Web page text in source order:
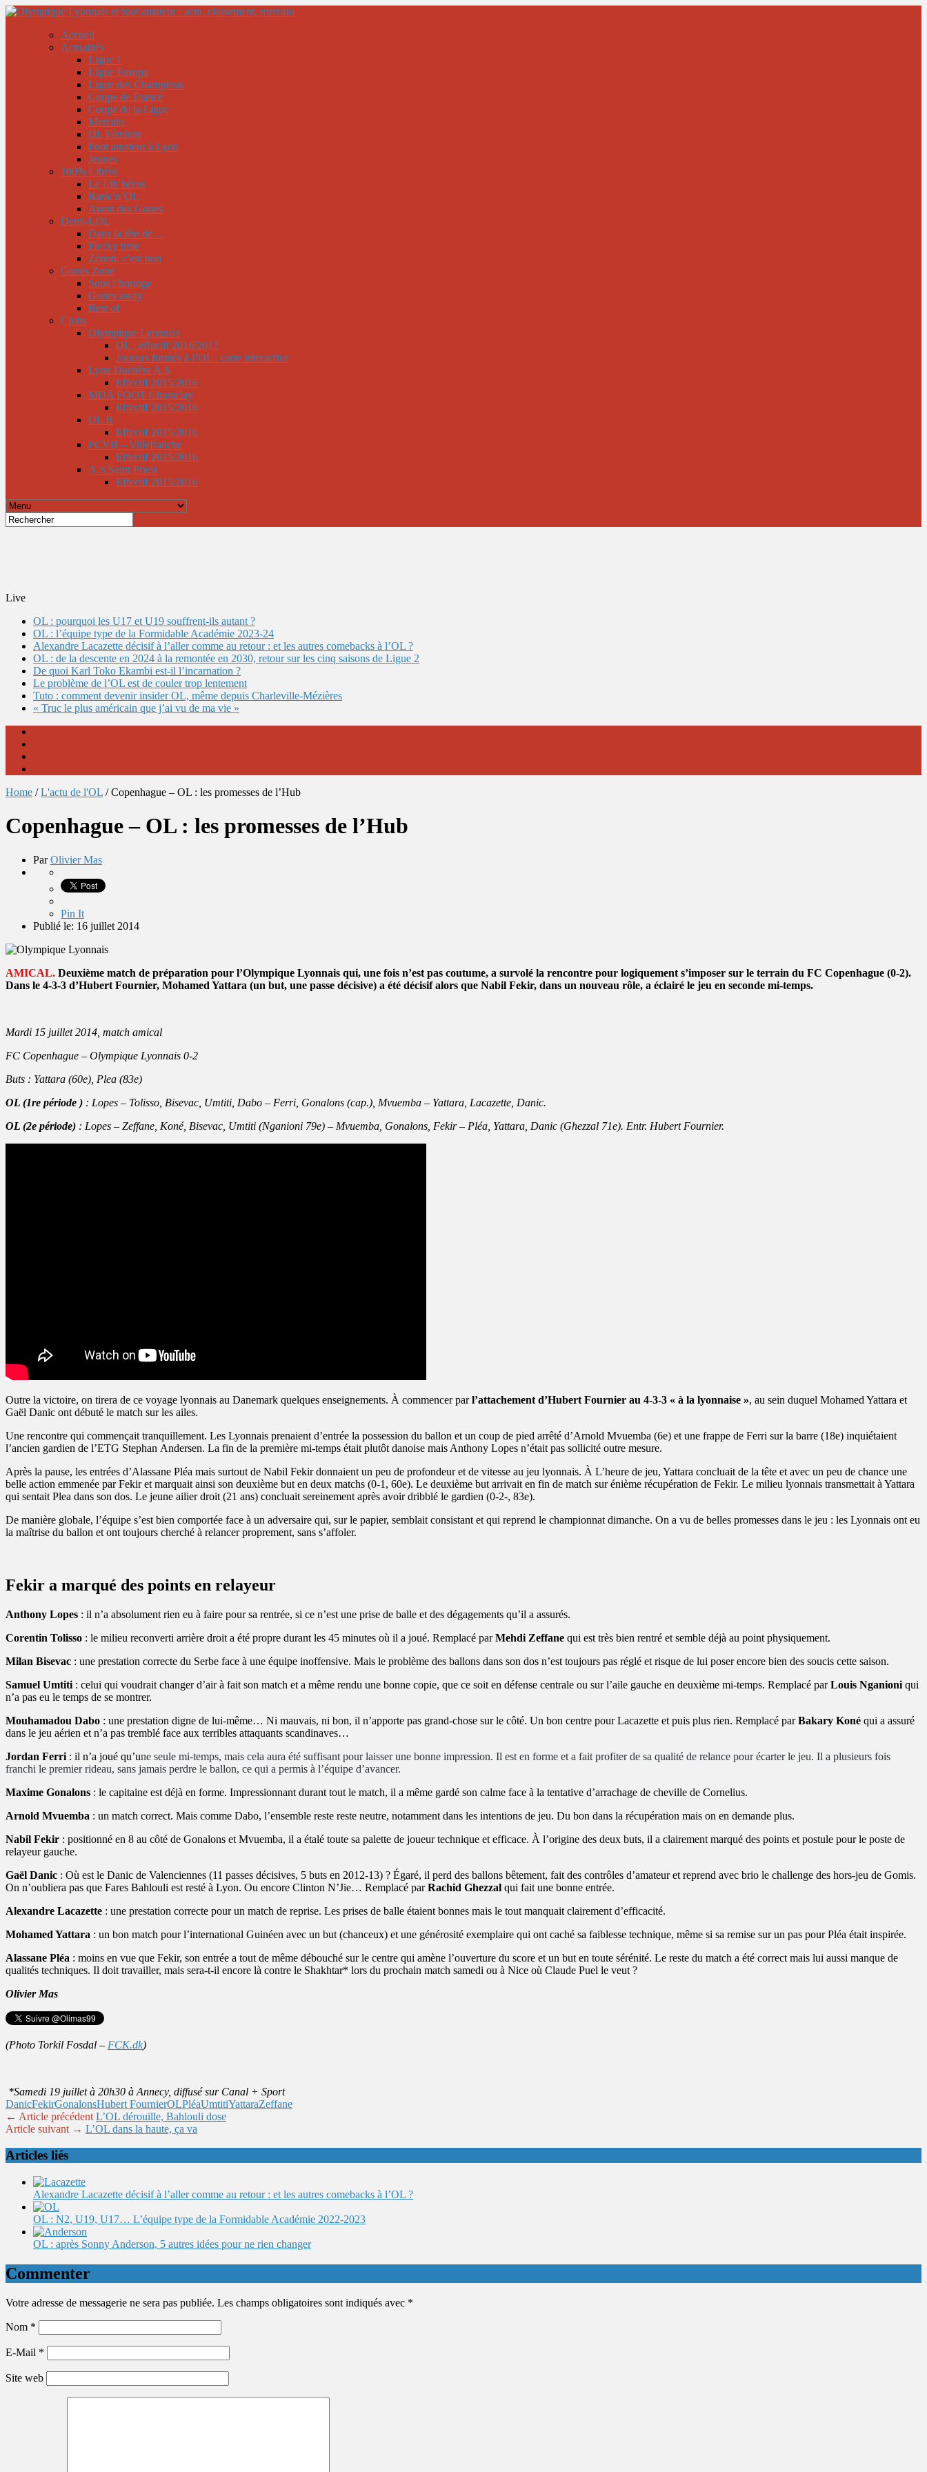
Accueil
Actualités
Ligue 1
Ligue Europa
Ligue des Champions
Coupe de France
Coupe de la Ligue
Mercato
OL Féminin
Foot amateur à Lyon
Jeunes
100% Libéro
Le Lib’héros
Rank’n’OL
Avent des Gones
Demi-LOL
Dans la tête de…
Flecky time
Zénon, c’est non
Gones Zone
Sous l’horloge
Gones away
Best of
Clubs
Olympique Lyonnais
OL : effectif 2016/2017
Joueurs formés à l’OL : carte interactive
Lyon Duchère A.S
Effectif 2015/2016
MDA FOOT Chasselay
Effectif 2015/2016
OL B
Effectif 2015/2016
FCVB – Villefranche
Effectif 2015/2016
A.S Saint Priest
Effectif 2015/2016
Live
OL : pourquoi les U17 et U19 souffrent-ils autant ?
OL : l’équipe type de la Formidable Académie 2023-24
Alexandre Lacazette décisif à l’aller comme au retour : et les autres comebacks à l’OL ?
OL : de la descente en 2024 à la remontée en 2030, retour sur les cinq saisons de Ligue 2
De quoi Karl Toko Ekambi est-il l’incarnation ?
Le problème de l’OL est de couler trop lentement
Tuto : comment devenir insider OL, même depuis Charleville-Mézières
« Truc le plus américain que j’ai vu de ma vie »
Home /L'actu de l'OL /Copenhague – OL : les promesses de l’Hub
Copenhague – OL : les promesses de l’Hub
ParOlivier Mas
Pin It
Publié le: 16 juillet 2014
AMICAL. Deuxième match de préparation pour l’Olympique Lyonnais qui, une fois n’est pas coutume, a survolé la rencontre pour logiquement s’imposer sur le terrain du FC Copenhague (0-2).
Dans le 4-3-3 d’Hubert Fournier, Mohamed Yattara (un but, une passe décisive) a été décisif alors que Nabil Fekir, dans un nouveau rôle, a éclairé le jeu en seconde mi-temps.
Mardi 15 juillet 2014, match amical
FC Copenhague – Olympique Lyonnais 0-2
Buts : Yattara (60e), Plea (83e)
OL (1re période ) : Lopes – Tolisso, Bisevac, Umtiti, Dabo – Ferri, Gonalons (cap.), Mvuemba – Yattara, Lacazette, Danic.
OL (2e période) : Lopes – Zeffane, Koné, Bisevac, Umtiti (Nganioni 79e) – Mvuemba, Gonalons, Fekir – Pléa, Yattara, Danic (Ghezzal 71e). Entr. Hubert Fournier.
Outre la victoire, on tirera de ce voyage lyonnais au Danemark quelques enseignements. À commencer parl’attachement d’Hubert Fournier au 4-3-3 « à la lyonnaise », au sein duquel Mohamed Yattara et
Gaël Danic ont débuté le match sur les ailes.
Une rencontre qui commençait tranquillement. Les Lyonnais prenaient d’entrée la possession du ballon et un coup de pied arrêté d’Arnold Mvuemba (6e) et une frappe de Ferri sur la barre (18e) inquiétaient
l’ancien gardien de l’ETG Stephan Andersen. La fin de la première mi-temps était plutôt danoise mais Anthony Lopes n’était pas sollicité outre mesure.
Après la pause, les entrées d’Alassane Pléa mais surtout de Nabil Fekir donnaient un peu de profondeur et de vitesse au jeu lyonnais. À L’heure de jeu, Yattara concluait de la tête et avec un peu de chance une
belle action emmenée par Fekir et marquait ainsi son deuxième but en deux matchs (0-1, 60e). Le deuxième but arrivait en fin de match sur énième récupération de Fekir. Le milieu lyonnais transmettait à Yattara
qui sentait Plea dans son dos. Le jeune ailier droit (21 ans) concluait sereinement après avoir dribblé le gardien (0-2-, 83e).
De manière globale, l’équipe s’est bien comportée face à un adversaire qui, sur le papier, semblait consistant et qui reprend le championnat dimanche. On a vu de belles promesses dans le jeu : les Lyonnais ont eu
la maîtrise du ballon et ont toujours cherché à relancer proprement, sans s’affoler.
Fekir a marqué des points en relayeur
Anthony Lopes : il n’a absolument rien eu à faire pour sa rentrée, si ce n’est une prise de balle et des dégagements qu’il a assurés.
Corentin Tolisso : le milieu reconverti arrière droit a été propre durant les 45 minutes où il a joué. Remplacé parMehdi Zeffane qui est très bien rentré et semble déjà au point physiquement.
Milan Bisevac : une prestation correcte du Serbe face à une équipe inoffensive. Mais le problème des ballons dans son dos n’est toujours pas réglé et risque de lui poser encore bien des soucis cette saison.
Samuel Umtiti : celui qui voudrait changer d’air à fait son match et a même rendu une bonne copie, que ce soit en défense centrale ou sur l’aile gauche en deuxième mi-temps. Remplacé parLouis Nganioni qui
n’a pas eu le temps de se montrer.
Mouhamadou Dabo : une prestation digne de lui-même… Ni mauvais, ni bon, il n’apporte pas grand-chose sur le côté. Un bon centre pour Lacazette et puis plus rien. Remplacé parBakary Koné qui a assuré
dans le jeu aérien et n’a pas tremblé face aux terribles attaquants scandinaves…
Jordan Ferri : il n’a joué qu’une seule mi-temps, mais cela aura été suffisant pour laisser une bonne impression. Il est en forme et a fait profiter de sa qualité de relance pour écarter le jeu. Il a plusieurs fois
franchi le premier rideau, sans jamais perdre le ballon, ce qui a permis à l’équipe d’avancer.
Maxime Gonalons : le capitaine est déjà en forme. Impressionnant durant tout le match, il a même gardé son calme face à la tentative d’arrachage de cheville de Cornelius.
Arnold Mvuemba : un match correct. Mais comme Dabo, l’ensemble reste reste neutre, notamment dans les intentions de jeu. Du bon dans la récupération mais on en demande plus.
Nabil Fekir : positionné en 8 au côté de Gonalons et Mvuemba, il a étalé toute sa palette de joueur technique et efficace. À l’origine des deux buts, il a clairement marqué des points et postule pour le poste de
relayeur gauche.
Gaël Danic : Où est le Danic de Valenciennes (11 passes décisives, 5 buts en 2012-13) ? Égaré, il perd des ballons bêtement, fait des contrôles d’amateur et reprend avec brio le challenge des hors-jeu de Gomis.
On n’oubliera pas que Fares Bahlouli est resté à Lyon. Ou encore Clinton N’Jie… Remplacé parRachid Ghezzal qui fait une bonne entrée.
Alexandre Lacazette : une prestation correcte pour un match de reprise. Les prises de balle étaient bonnes mais le tout manquait clairement d’efficacité.
Mohamed Yattara : un bon match pour l’international Guinéen avec un but (chanceux) et une générosité exemplaire qui ont caché sa faiblesse technique, même si sa remise sur un pas pour Pléa était inspirée.
Alassane Pléa : moins en vue que Fekir, son entrée a tout de même débouché sur le centre qui amène l’ouverture du score et un but en toute sérénité. Le reste du match a été correct mais lui aussi manque de
qualités techniques. Il doit travailler, mais sera-t-il encore là contre le Shakhtar* lors du prochain match samedi ou à Nice où Claude Puel le veut ?
Olivier Mas
(Photo Torkil Fosdal – FCK.dk)
*Samedi 19 juillet à 20h30 à Annecy, diffusé sur Canal + Sport
DanicFekirGonalonsHubert FournierOLPléaUmtitiYattaraZeffane
← Article précédent L’OL dérouille, Bahlouli dose
Article suivant → L’OL dans la haute, ça va
Articles liés
Alexandre Lacazette décisif à l’aller comme au retour : et les autres comebacks à l’OL ?
OL : N2, U19, U17… L’équipe type de la Formidable Académie 2022-2023
OL : après Sonny Anderson, 5 autres idées pour ne rien changer
Commenter
Votre adresse de messagerie ne sera pas publiée. Les champs obligatoires sont indiqués avec *
Nom *
E-Mail *
Site web